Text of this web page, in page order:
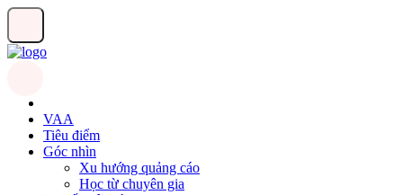
VAA
Tiêu điểm
Góc nhìn
Xu hướng quảng cáo
Học từ chuyên gia